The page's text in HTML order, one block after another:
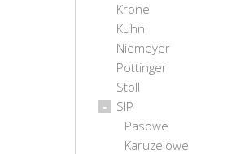
Krone
Kuhn
Niemeyer
Pottinger
Stoll
SIP
Pasowe
Karuzelowe